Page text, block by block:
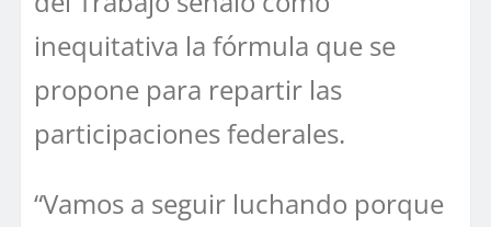
inequitativa la fórmula que se
propone para repartir las
participaciones federales.
“Vamos a seguir luchando porque